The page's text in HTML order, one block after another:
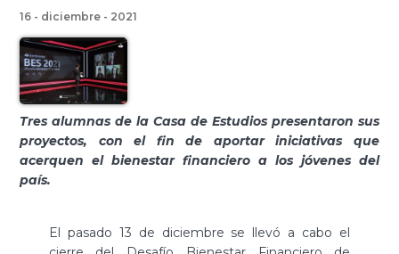
16 - diciembre - 2021
Tres alumnas de la Casa de Estudios presentaron sus
proyectos, con el fin de aportar iniciativas que
acerquen el bienestar financiero a los jóvenes del
país.
El pasado 13 de diciembre se llevó a cabo el